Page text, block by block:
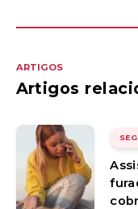
ARTIGOS
Artigos